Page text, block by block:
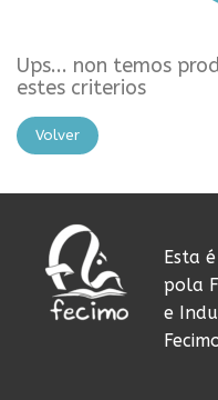
Ups... non temos
estes criterios
Volver
Esta
pola
e